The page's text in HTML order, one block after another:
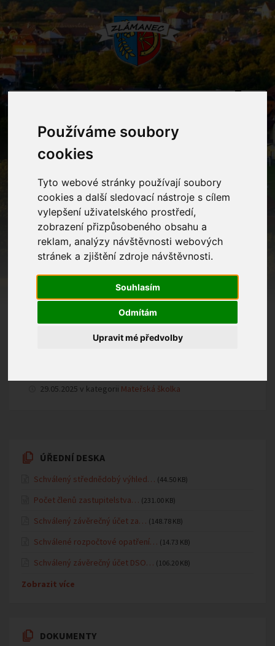
Používáme soubory
cookies
Tyto webové stránky používají soubory
cookies a další sledovací nástroje s cílem
vylepšení uživatelského prostředí,
zobrazení přizpůsobeného obsahu a
reklam, analýzy návštěvnosti webových
stránek a zjištění zdroje návštěvnosti.
Souhlasím
Odmítám
Upravit mé předvolby
Oznámení
Home Oznámení Den otců
Den otců
Milí tatínkové, dědečkové, strýčkové, námětové
odpoledne ke Dni otců se uskuteční ve ČT 12. 6. 2025
v 15.30 hod. na zahradě MŠ (v případě nepřízně
počasí v budově MŠ). Podrobnosti k programu jste již
obdrželi emailem a jsou též vyvěšeny na nástěnce v
šatně dětí. Moc se na Vás těšíme! (Sourozenci jsou
29.05.2025 v kategorii Mateřská školka
ÚŘEDNÍ DESKA
Schválený střednědobý výhled… (44.50 KB)
Počet členů zastupitelstva… (231.00 KB)
Schválený závěrečný účet za… (148.78 KB)
Schválené rozpočtové opatření… (14.73 KB)
Schválený závěrečný účet DSO… (106.20 KB)
Zobrazit více
DOKUMENTY